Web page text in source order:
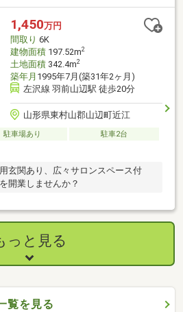
1,450万円
間取り 6K
建物面積197.52m2
土地面積342.4m2
築年月 1995年7月(築31年2ヶ月)
左沢線 羽前山辺駅 徒歩20分
山形県東村山郡山辺町近江
駐車場あり
駐車2台
玄関あり、広々サロンスペース付
開業しませんか？
っと見る
覧を見る